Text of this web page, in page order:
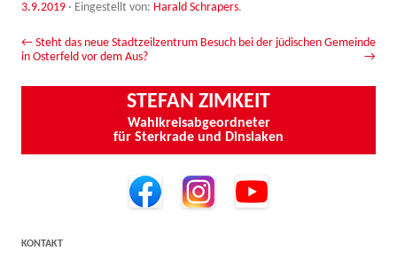
3.9.2019 · Eingestellt von: Harald Schrapers.
Beitrags-Navigation
← Steht das neue Stadtzeilzentrum
in Osterfeld vor dem Aus?
Besuch bei der jüdischen Gemeinde
→
STEFAN ZIMKEIT
Wahlkreisabgeordneter
für Sterkrade und Dinslaken
KONTAKT